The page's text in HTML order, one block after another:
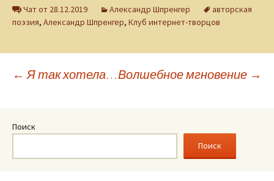
Чат от 28.12.2019 Александр Шпренгер
авторская
поэзия, Александр Шпренгер, Клуб интернет-творцов
Навигация
по
записям
← Я так хотела…Волшебное мгновение →
Поиск
Поиск